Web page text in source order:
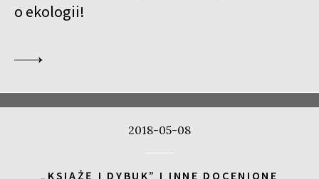
o ekologii!
2018-05-08
„KSIĄŻĘ I DYBUK” I INNE DOCENIONE